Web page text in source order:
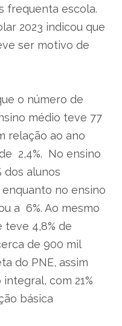
frequenta escola.
2023 indicou que
ser motivo de
o número de
médio teve 77
relação ao ano
2,4%. No ensino
dos alunos
no ensino
a 6%. Ao mesmo
teve 4,8% de
de 900 mil
do PNE, assim
com 21%
básica